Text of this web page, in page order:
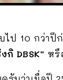
ป 10 กว่าปี
กิ DBSK” หรื